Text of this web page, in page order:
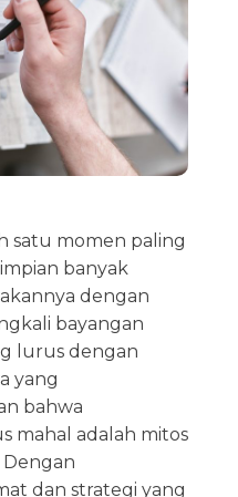
satu momen paling
banyak
dengan
bayangan
lurus dengan
yang
bahwa
mahal adalah mitos
dan strategi yang